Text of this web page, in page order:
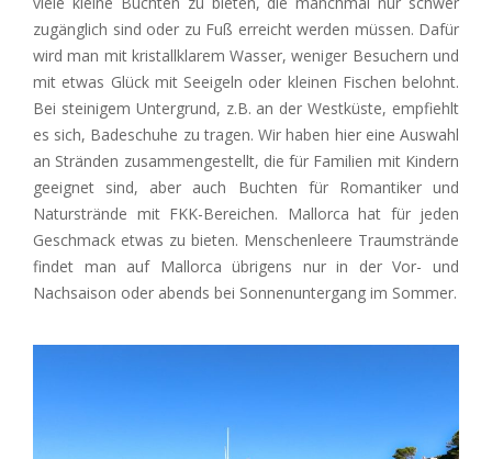
zugänglich sind oder zu Fuß erreicht werden müssen. Dafür
wird man mit kristallklarem Wasser, weniger Besuchern und
mit etwas Glück mit Seeigeln oder kleinen Fischen belohnt.
Bei steinigem Untergrund, z.B. an der Westküste, empfiehlt
es sich, Badeschuhe zu tragen. Wir haben hier eine Auswahl
an Stränden zusammengestellt, die für Familien mit Kindern
geeignet sind, aber auch Buchten für Romantiker und
Naturstrände mit FKK-Bereichen. Mallorca hat für jeden
Geschmack etwas zu bieten. Menschenleere Traumstrände
findet man auf Mallorca übrigens nur in der Vor- und
Nachsaison oder abends bei Sonnenuntergang im Sommer.